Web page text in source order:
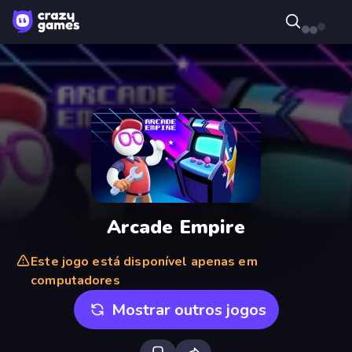
Arcade Empire
Este jogo está disponível apenas em
computadores
Mostrar outros jogos